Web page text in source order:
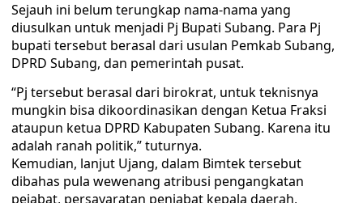
Sejauh ini belum terungkap nama-nama yang
diusulkan untuk menjadi Pj Bupati Subang. Para Pj
bupati tersebut berasal dari usulan Pemkab Subang,
DPRD Subang, dan pemerintah pusat.
“Pj tersebut berasal dari birokrat, untuk teknisnya
mungkin bisa dikoordinasikan dengan Ketua Fraksi
ataupun ketua DPRD Kabupaten Subang. Karena itu
adalah ranah politik,” tuturnya.
Kemudian, lanjut Ujang, dalam Bimtek tersebut
dibahas pula wewenang atribusi pengangkatan
pejabat, persayaratan penjabat kepala daerah,